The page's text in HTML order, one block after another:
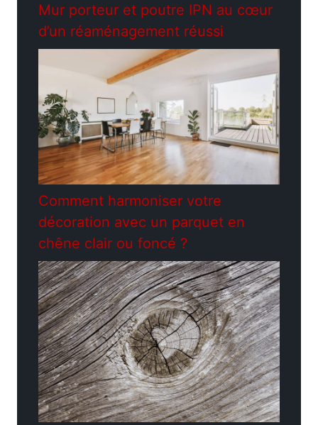
Mur porteur et poutre IPN au cœur
d’un réaménagement réussi
Comment harmoniser votre
décoration avec un parquet en
chêne clair ou foncé ?